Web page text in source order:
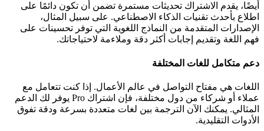
أيضًا، يقدم الاشتراك تحديثات مستمرة تضمن أن تكون دائمًا على
اطلاع بأحدث تقنيات الذكاء الاصطناعي. على سبيل المثال،
الإصدارات المتقدمة من النماذج اللغوية التي توفر تحسينات على
فهم اللغة وتقديم إجابات أكثر دقة وملاءمة لاحتياجاتك.
دعم متكامل للغات المختلفة
اللغات هي مفتاح التواصل في عالم الأعمال. إذا كنت تتعامل مع
عملاء أو شركاء من دول مختلفة، فإن اشتراك Pro يوفر لك الدعم
المثالي. يمكنك الآن الترجمة بين لغات متعددة بسرعة ودقة تفوق
الأدوات التقليدية.